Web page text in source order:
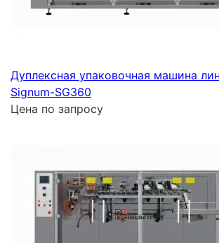
Дуплексная упаковочная машина
Signum-SG360
Цена по запросу